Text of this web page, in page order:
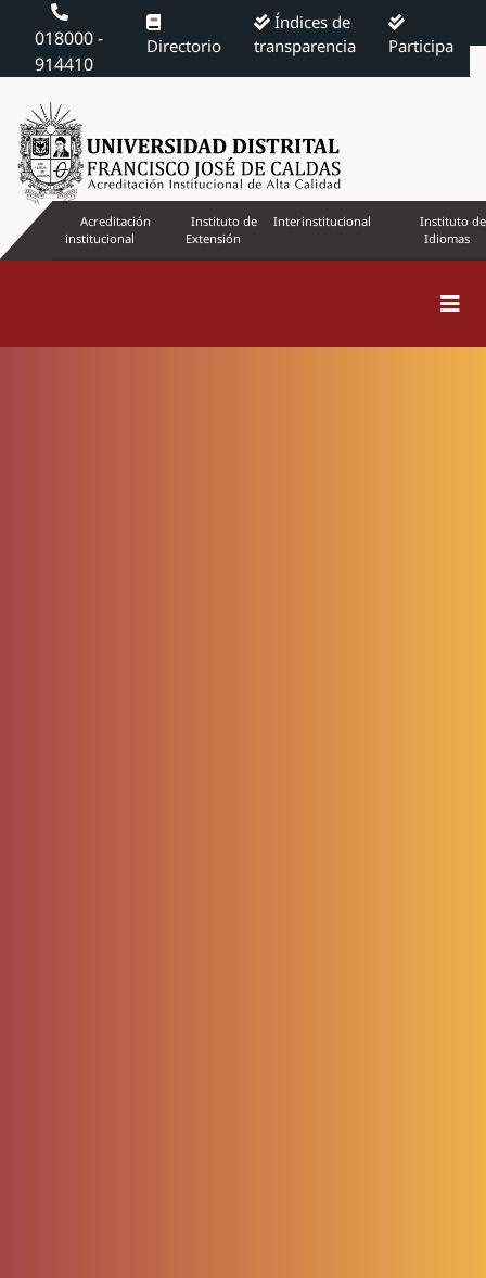
018000 -
914410
Directorio
Índices de
transparencia
Participa
Acreditación
institucional
Instituto de
Extensión
Interinstitucional
Instituto de
Idiomas